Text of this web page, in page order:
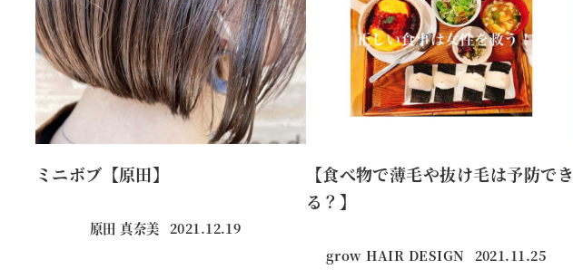
ミニボブ【原田】
原田 真奈美 投稿日
2021.12.19
【食べ物で薄毛や抜け毛は予防でき
る？】
grow HAIR DESIGN 投稿日
2021.11.25